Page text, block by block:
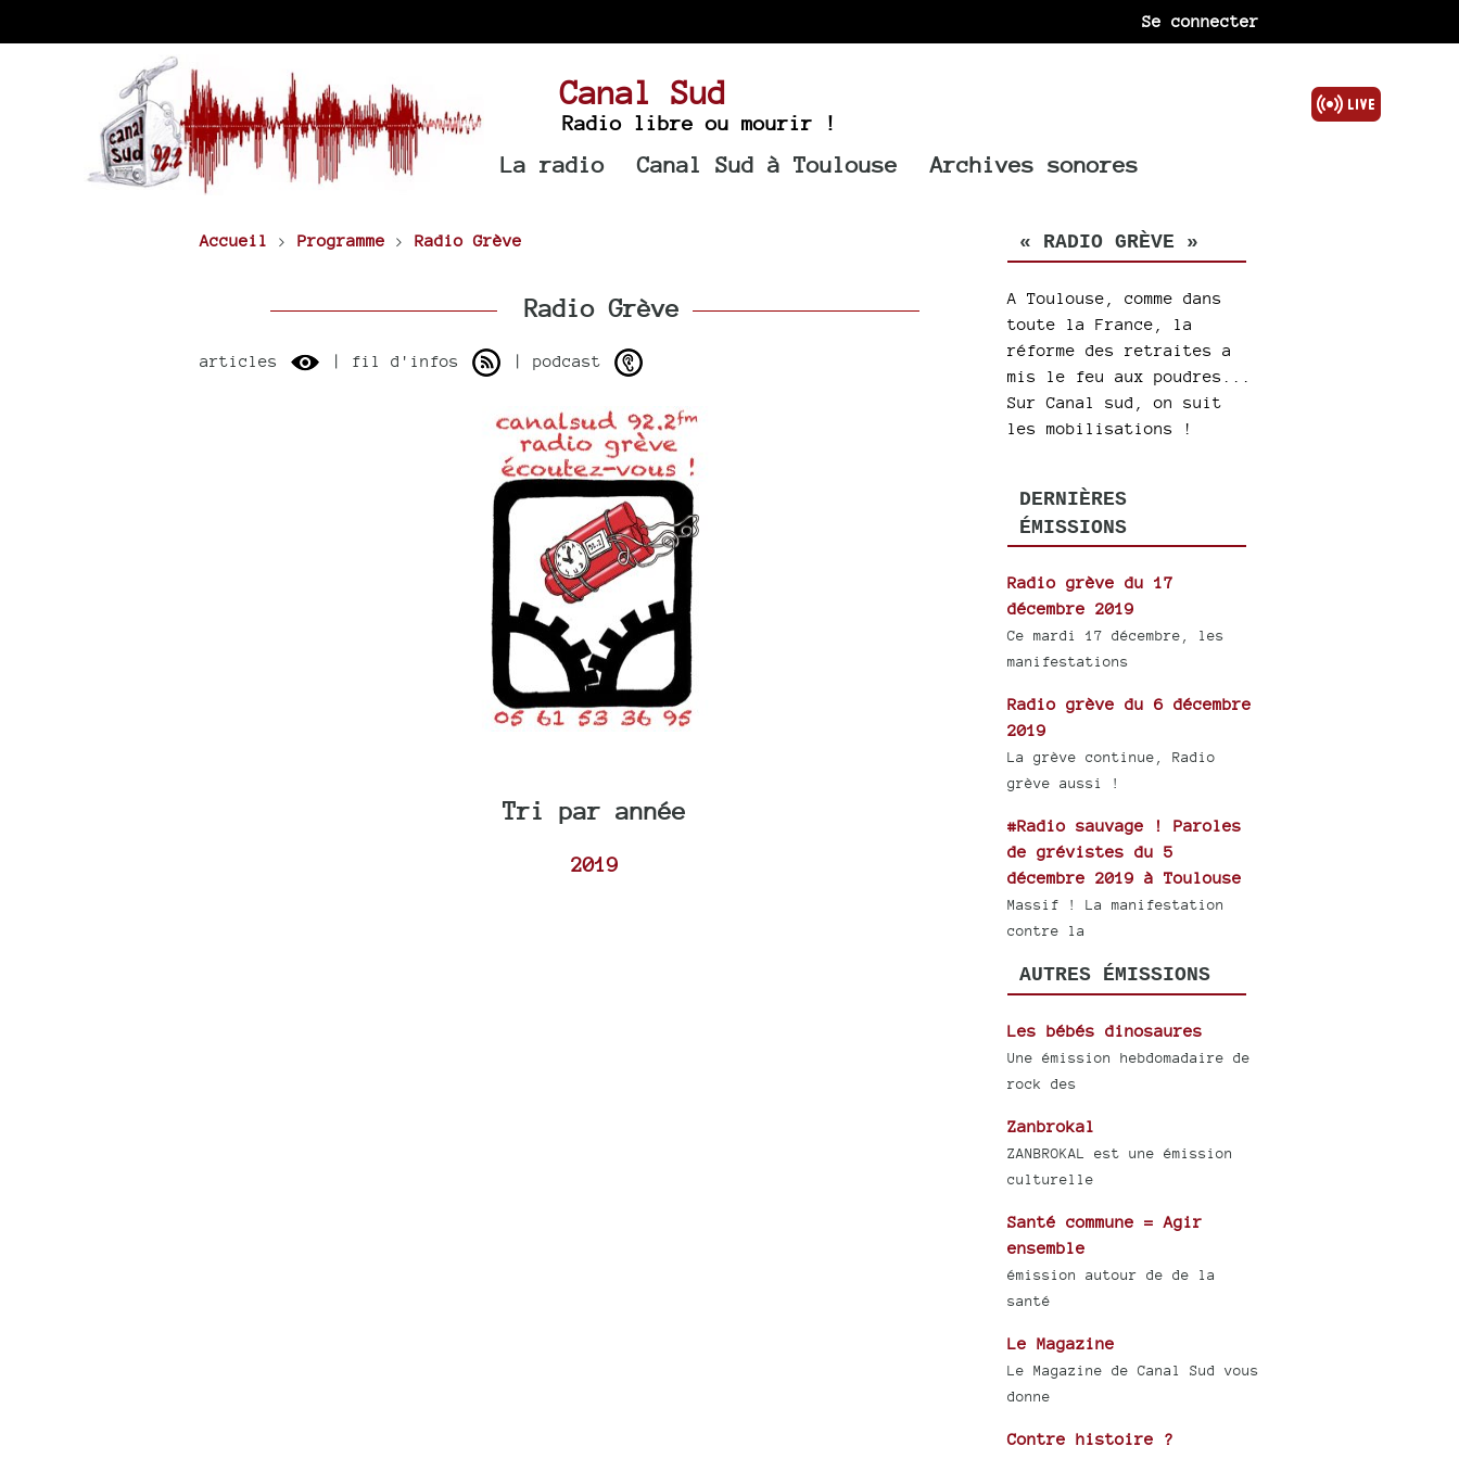
Se connecter
Canal Sud
Radio libre ou mourir !
La radio Canal Sud à Toulouse Archives sonores
Accueil > Programme > Radio Grève
Radio Grève
articles | fil d'infos | podcast
Tri par année
2019
« RADIO GRÈVE »
A Toulouse, comme dans
toute la France, la
réforme des retraites a
mis le feu aux poudres...
Sur Canal sud, on suit
les mobilisations !
DERNIÈRES
ÉMISSIONS
Radio grève du 17
décembre 2019
Ce mardi 17 décembre, les
manifestations
Radio grève du 6 décembre
2019
La grève continue, Radio
grève aussi !
#Radio sauvage ! Paroles
de grévistes du 5
décembre 2019 à Toulouse
Massif ! La manifestation
contre la
AUTRES ÉMISSIONS
Les bébés dinosaures
Une émission hebdomadaire de
rock des
Zanbrokal
ZANBROKAL est une émission
culturelle
Santé commune = Agir
ensemble
émission autour de de la
santé
Le Magazine
Le Magazine de Canal Sud vous
donne
Contre histoire ?